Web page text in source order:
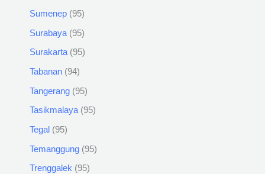
Sumenep 95
Surabaya 95
Surakarta 95
Tabanan 94
Tangerang 95
Tasikmalaya 95
Tegal 95
Temanggung 95
Trenggalek 95